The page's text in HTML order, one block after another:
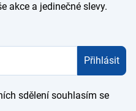
akce a jedinečné slevy.
Přihlásit
sdělení souhlasím se